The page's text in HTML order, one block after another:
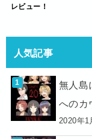
レビュー！
人気記事
無人島
へのカ
2020年1